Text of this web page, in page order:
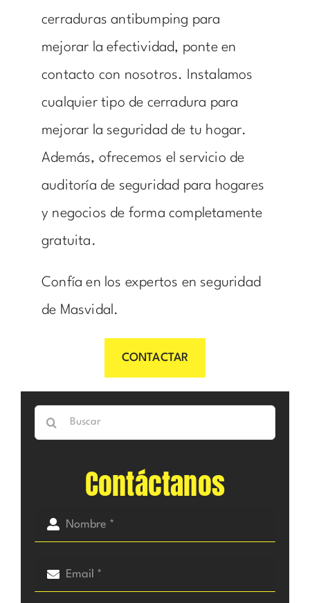
Buscar:
Contáctanos
cerraduras antibumping para
mejorar la efectividad, ponte en
contacto con nosotros. Instalamos
cualquier tipo de cerradura para
mejorar la seguridad de tu hogar.
Además, ofrecemos el servicio de
auditoría de seguridad para hogares
y negocios de forma completamente
gratuita.
Confía en los expertos en seguridad
de Masvidal.
CONTACTAR